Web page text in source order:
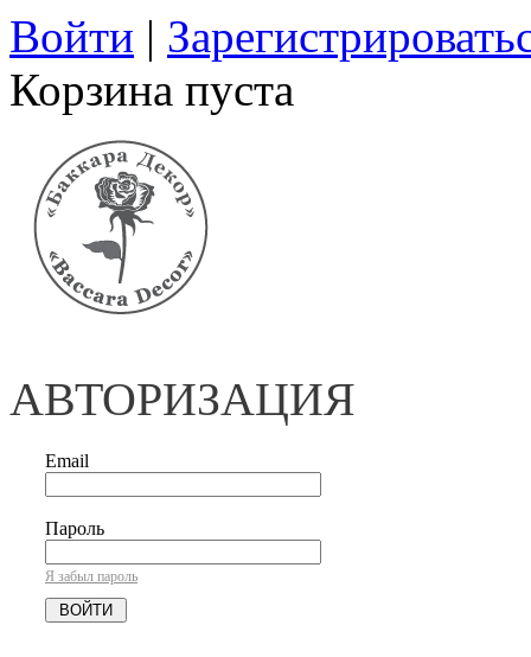
Войти |
Корзина пуста
АВТОРИЗАЦИЯ
Email
Пароль
Я забыл пароль